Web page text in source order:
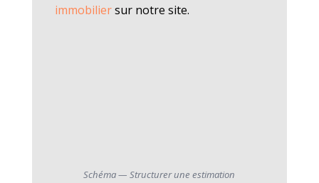
immobiliersur notre site.
Schéma — Structurer une estimation